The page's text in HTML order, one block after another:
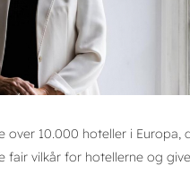
over 10.000 hoteller i
fair vilkår for hotellerne og